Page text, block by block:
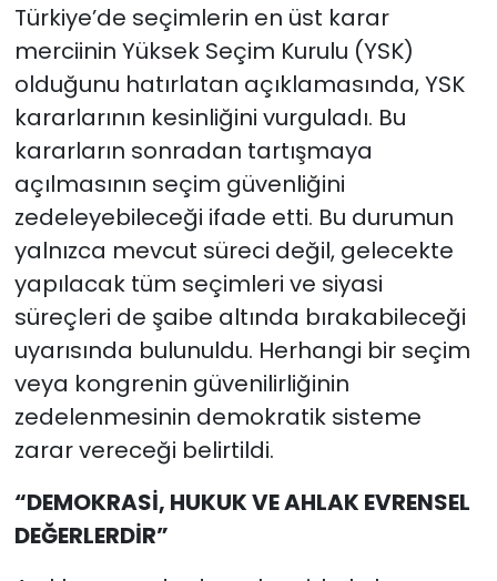
Türkiye’de seçimlerin en üst karar
merciinin Yüksek Seçim Kurulu (YSK)
olduğunu hatırlatan açıklamasında, YSK
kararlarının kesinliğini vurguladı. Bu
kararların sonradan tartışmaya
açılmasının seçim güvenliğini
zedeleyebileceği ifade etti. Bu durumun
yalnızca mevcut süreci değil, gelecekte
yapılacak tüm seçimleri ve siyasi
süreçleri de şaibe altında bırakabileceği
uyarısında bulunuldu. Herhangi bir seçim
veya kongrenin güvenilirliğinin
zedelenmesinin demokratik sisteme
zarar vereceği belirtildi.
“DEMOKRASİ, HUKUK VE AHLAK EVRENSEL
DEĞERLERDİR”